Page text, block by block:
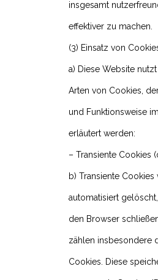
insgesamt
effektiver zu machen.
(3) Einsatz von
a) Diese Website
Arten von Cookies,
und Funktionsweise
erläutert werden:
– Transiente Cookies
b) Transiente Cookies
automatisiert
den Browser
zählen insbesondere
Cookies. Diese